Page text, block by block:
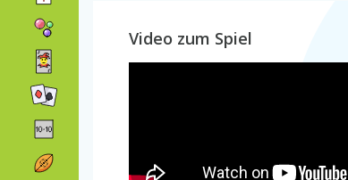
Video zum Spiel